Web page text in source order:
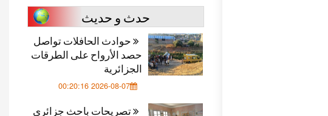
حدث و حديث
حوادث الحافلات تواصل
حصد الأرواح على الطرقات
الجزائرية
2026-08-07 00:20:16
تصريحات باحث جزائري